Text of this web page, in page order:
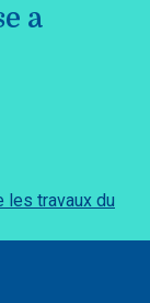
a
les travaux du